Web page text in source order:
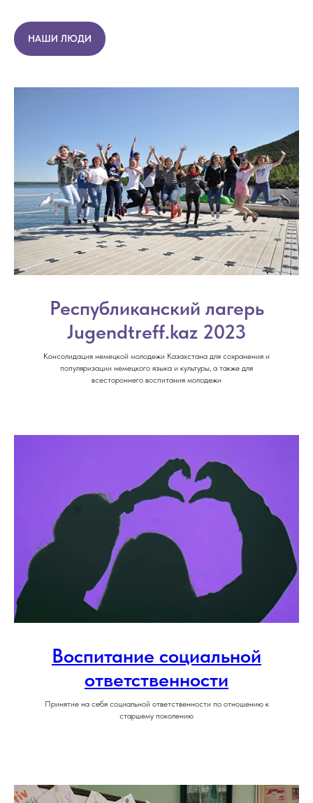
НАШИ ЛЮДИ
Республиканский лагерь
Jugendtreff.kaz 2023
Консолидация немецкой молодежи Казахстана для сохранения и
популяризации немецкого языка и культуры, а также для
всестороннего воспитания молодежи
Воспитание социальной
ответственности
Принятие на себя социальной ответственности по отношению к
старшему поколению